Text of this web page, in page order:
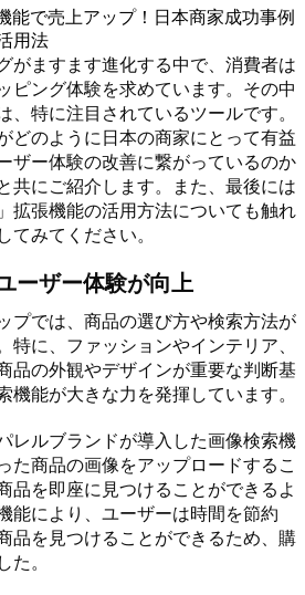
能で売上アップ！日本商家成功事例
用法
がますます進化する中で、消費者は
ピング体験を求めています。その中
、特に注目されているツールです。
どのように日本の商家にとって有益
ザー体験の改善に繋がっているのか
共にご紹介します。また、最後には
拡張機能の活用方法についても触れ
てみてください。
ーザー体験が向上
プでは、商品の選び方や検索方法が
特に、ファッションやインテリア、
品の外観やデザインが重要な判断基
機能が大きな力を発揮しています。
レルブランドが導入した画像検索機
た商品の画像をアップロードするこ
品を即座に見つけることができるよ
能により、ユーザーは時間を節約
品を見つけることができるため、購
た。